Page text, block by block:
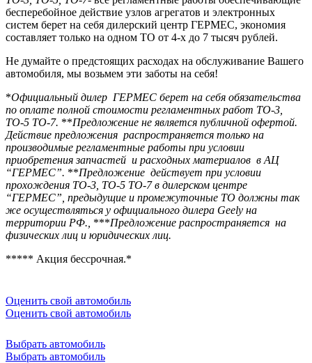
бесперебойное действие узлов агрегатов и электронных
систем берет на себя дилерский центр ГЕРМЕС, экономия
составляет только на одном ТО от 4-х до 7 тысяч рублей.
Не думайте о предстоящих расходах на обслуживание Вашего
автомобиля, мы возьмем эти заботы на себя!
*Официальный дилер ГЕРМЕС берет на себя обязательства
по оплате полной стоимости регламентных работ ТО-3,
ТО-5 ТО-7. **Предложение не является публичной офертой.
Действие предложения распространяется только на
производимые регламентные работы при условии
приобретения запчастей и расходных материалов в АЦ
“ГЕРМЕС”. **Предложение действует при условии
прохождения ТО-3, ТО-5 ТО-7 в дилерском центре
“ГЕРМЕС”, предыдущие и промежуточные ТО должны так
же осуществляться у официального дилера Geely на
территории РФ., ***Предложение распространяется на
физических лиц и юридических лиц.
***** Акция бессрочная.*
Оценить свой автомобиль
Оценить свой автомобиль
Выбрать автомобиль
Выбрать автомобиль